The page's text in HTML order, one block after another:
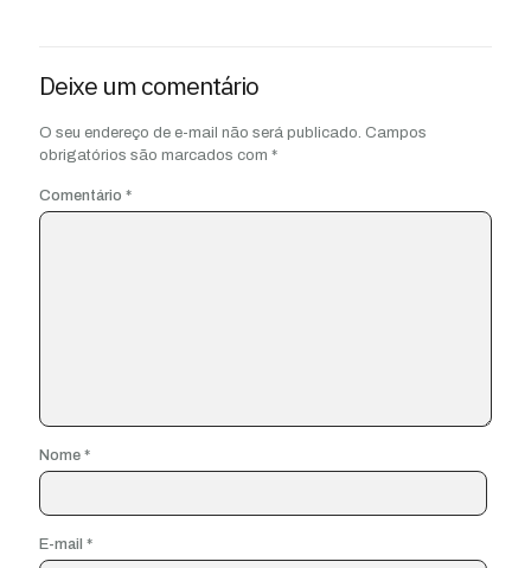
Deixe um comentário
O seu endereço de e-mail não será publicado. Campos
obrigatórios são marcados com *
Comentário *
Nome *
E-mail *